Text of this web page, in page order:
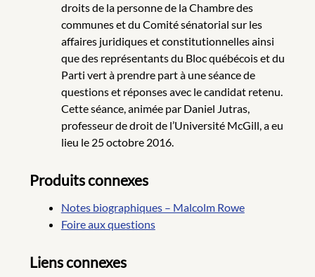
droits de la personne de la Chambre des
communes et du Comité sénatorial sur les
affaires juridiques et constitutionnelles ainsi
que des représentants du Bloc québécois et du
Parti vert à prendre part à une séance de
questions et réponses avec le candidat retenu.
Cette séance, animée par Daniel Jutras,
professeur de droit de l’Université McGill, a eu
lieu le 25 octobre 2016.
Produits connexes
Notes biographiques – Malcolm Rowe
Foire aux questions
Liens connexes